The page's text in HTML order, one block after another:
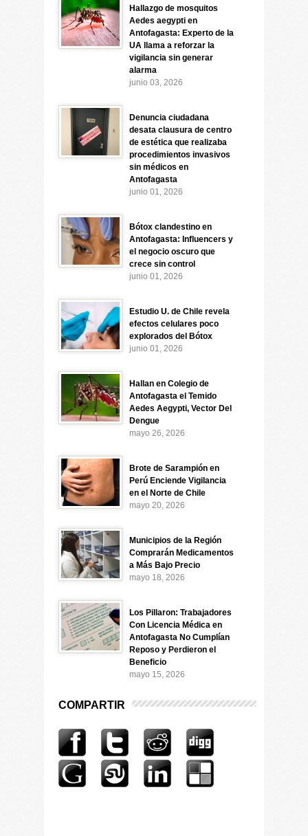
Hallazgo de mosquitos
Aedes aegypti en
Antofagasta: Experto de la
UA llama a reforzar la
vigilancia sin generar
alarma
junio 03, 2026
Denuncia ciudadana
desata clausura de centro
de estética que realizaba
procedimientos invasivos
sin médicos en
Antofagasta
junio 01, 2026
Bótox clandestino en
Antofagasta: Influencers y
el negocio oscuro que
crece sin control
junio 01, 2026
Estudio U. de Chile revela
efectos celulares poco
explorados del Bótox
junio 01, 2026
Hallan en Colegio de
Antofagasta el Temido
Aedes Aegypti, Vector Del
Dengue
mayo 26, 2026
Brote de Sarampión en
Perú Enciende Vigilancia
en el Norte de Chile
mayo 20, 2026
Municipios de la Región
Comprarán Medicamentos
a Más Bajo Precio
mayo 18, 2026
Los Pillaron: Trabajadores
Con Licencia Médica en
Antofagasta No Cumplían
Reposo y Perdieron el
Beneficio
mayo 15, 2026
COMPARTIR